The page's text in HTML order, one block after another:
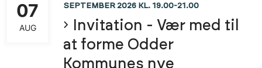
SEPTEMBER 2026 KL. 19.00-21.00
Invitation - Vær med til
at forme Odder
Kommunes nye
07
AUG